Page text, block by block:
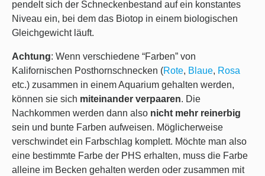
pendelt sich der Schneckenbestand auf ein konstantes
Niveau ein, bei dem das Biotop in einem biologischen
Gleichgewicht läuft.
Achtung: Wenn verschiedene “Farben” von
Kalifornischen Posthornschnecken (Rote, Blaue, Rosa
etc.) zusammen in einem Aquarium gehalten werden,
können sie sich miteinander verpaaren. Die
Nachkommen werden dann also nicht mehr reinerbig
sein und bunte Farben aufweisen. Möglicherweise
verschwindet ein Farbschlag komplett. Möchte man also
eine bestimmte Farbe der PHS erhalten, muss die Farbe
alleine im Becken gehalten werden oder zusammen mit